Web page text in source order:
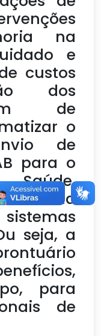
na
e
custos
dos
de
o
de
para o
na
seja, a
para
de